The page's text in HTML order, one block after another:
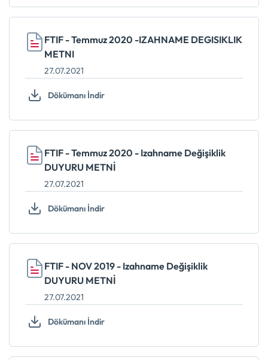
FTIF - Temmuz 2020 -IZAHNAME DEGISIKLIK
METNI
27.07.2021
Dökümanı İndir
FTIF - Temmuz 2020 - Izahname Değişiklik
DUYURU METNİ
27.07.2021
Dökümanı İndir
FTIF - NOV 2019 - Izahname Değişiklik
DUYURU METNİ
27.07.2021
Dökümanı İndir